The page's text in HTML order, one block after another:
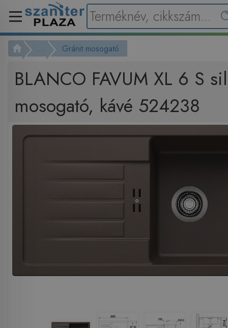
... Gránit mosogató
BLANCO FAVUM XL 6 S
mosogató, kávé 524238